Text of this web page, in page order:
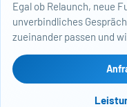
Egal ob Relaunch, neue
unverbindliches
zueinander passen und